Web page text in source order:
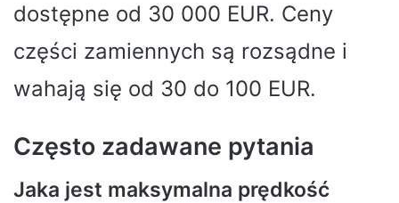
dostępne od 30 000 EUR. Ceny
części zamiennych są rozsądne i
wahają się od 30 do 100 EUR.
Często zadawane pytania
Jaka jest maksymalna prędkość